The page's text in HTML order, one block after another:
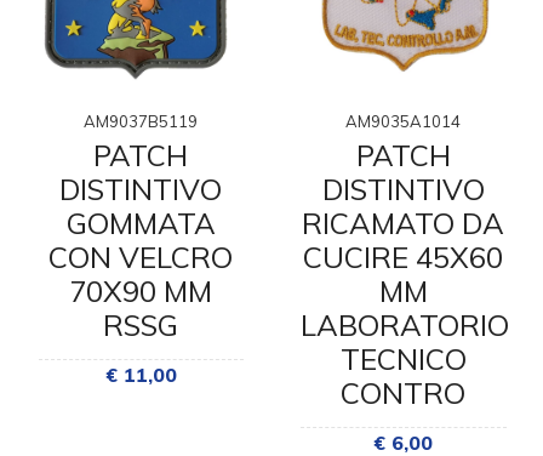
AM9037B5119
PATCH
DISTINTIVO
GOMMATA
CON VELCRO
70X90 MM
RSSG
€ 11,00
AM9035A1014
PATCH
DISTINTIVO
RICAMATO DA
CUCIRE 45X60
MM
LABORATORIO
TECNICO
CONTRO
€ 6,00